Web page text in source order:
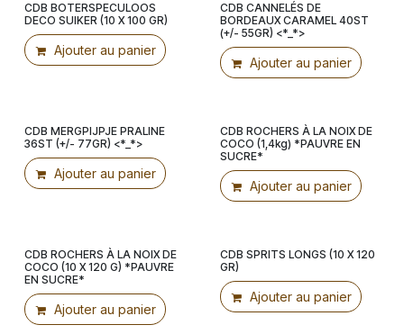
Voorverpakt!
CDB BOTERSPECULOOS
DECO SUIKER (10 X 100 GR)
Ajouter au panier
Ribbon
CDB CANNELÉS DE
BORDEAUX CARAMEL 40ST
(+/- 55GR) <*_*>
Ajouter au panier
Ribbon
CDB MERGPIJPJE PRALINE
36ST (+/- 77GR) <*_*>
Ajouter au panier
CDB ROCHERS À LA NOIX DE
COCO (1,4kg) *PAUVRE EN
SUCRE*
Ajouter au panier
Voorverpakt!
CDB ROCHERS À LA NOIX DE
COCO (10 X 120 G) *PAUVRE
EN SUCRE*
Ajouter au panier
Voorverpakt!
CDB SPRITS LONGS (10 X 120
GR)
Ajouter au panier